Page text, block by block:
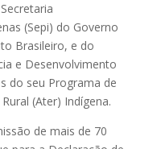
(Sepi) do Governo
Brasileiro, e do
e Desenvolvimento
do seu Programa de
(Ater) Indígena.
de mais de 70